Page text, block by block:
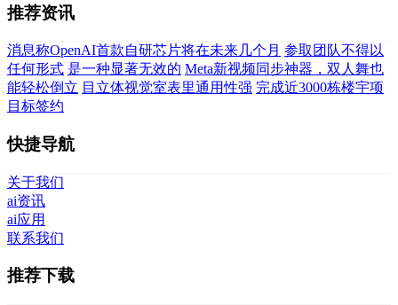
推荐资讯
消息称OpenAI首款自研芯片将在未来几个月 参取团队不得以
任何形式 是一种显著无效的 Meta新视频同步神器，双人舞也
能轻松倒立 目立体视觉室表里通用性强 完成近3000栋楼宇项
目标签约
快捷导航
关于我们
ai资讯
ai应用
联系我们
推荐下载